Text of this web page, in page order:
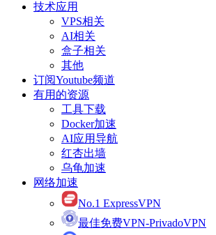
技术应用
VPS相关
AI相关
盒子相关
其他
订阅Youtube频道
有用的资源
工具下载
Docker加速
AI应用导航
红杏出墙
乌龟加速
网络加速
No.1 ExpressVPN
最佳免费VPN-PrivadoVPN